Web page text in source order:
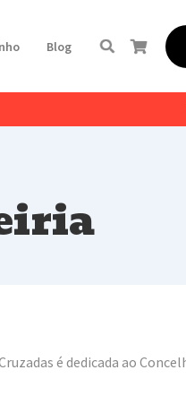
Blog
é dedicada ao